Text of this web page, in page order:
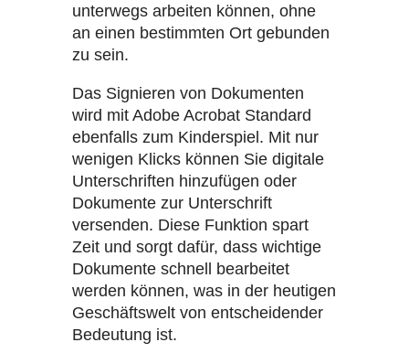
unterwegs arbeiten können, ohne
an einen bestimmten Ort gebunden
zu sein.
Das Signieren von Dokumenten
wird mit Adobe Acrobat Standard
ebenfalls zum Kinderspiel. Mit nur
wenigen Klicks können Sie digitale
Unterschriften hinzufügen oder
Dokumente zur Unterschrift
versenden. Diese Funktion spart
Zeit und sorgt dafür, dass wichtige
Dokumente schnell bearbeitet
werden können, was in der heutigen
Geschäftswelt von entscheidender
Bedeutung ist.